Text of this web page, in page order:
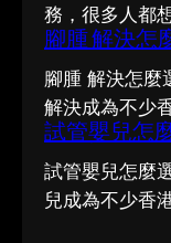
務，很多人都
市面上資訊繁
得留意的重點
服務的相關知
前，有幾點值
不盡相同，適
訊來源是否可
相關範疇的專
腳腫 解決怎
腳腫 解決怎麼
解決成為不少
際需要還是興
們作出更明智
和大家分享關
試管嬰兒怎
試管嬰兒怎麼
兒成為不少香